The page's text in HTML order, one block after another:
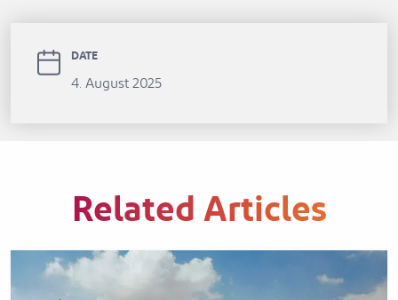
DATE
4. August 2025
Related Articles